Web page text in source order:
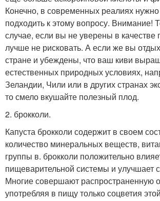
Конечно, в современных реалиях
подходить к этому вопросу. Внимание!
случае, если вы не уверены в качестве
лучше не рисковать. А если же вы
стране и убеждены, что ваш киви
естественных природных условиях,
Зеландии, Чили или в других странах
то смело вкушайте полезный плод.
2. брокколи.
Капуста брокколи содержит в своем
количество минеральных веществ,
группы в. брокколи положительно
пищеварительной системы и улучшает
Многие совершают распространенную
употребляя в пищу только соцветия